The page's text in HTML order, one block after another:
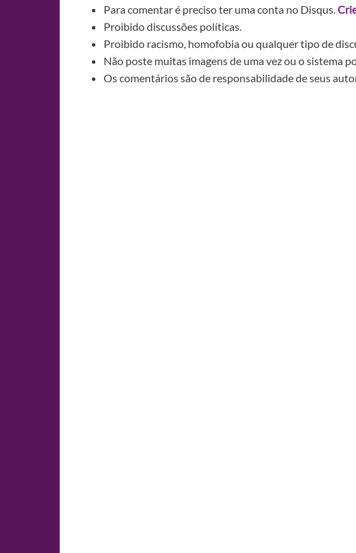
Para comentar é preciso ter uma conta no Disqus.
Proibido discussões políticas.
Proibido racismo, homofobia ou qualquer tipo de
Não poste muitas imagens de uma vez ou o sistema
Os comentários são de responsabilidade de seus